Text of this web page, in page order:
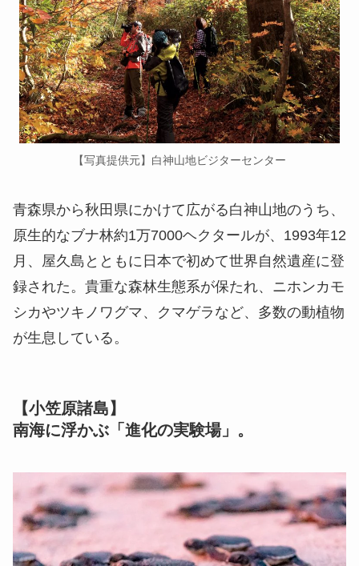
【写真提供元】白神山地ビジターセンター
青森県から秋田県にかけて広がる白神山地のうち、
原生的なブナ林約1万7000ヘクタールが、1993年12
月、屋久島とともに日本で初めて世界自然遺産に登
録された。貴重な森林生態系が保たれ、ニホンカモ
シカやツキノワグマ、クマゲラなど、多数の動植物
が生息している。
【小笠原諸島】
南海に浮かぶ「進化の実験場」。